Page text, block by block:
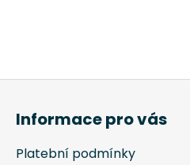
Z
Informace pro vás
Platební podmínky